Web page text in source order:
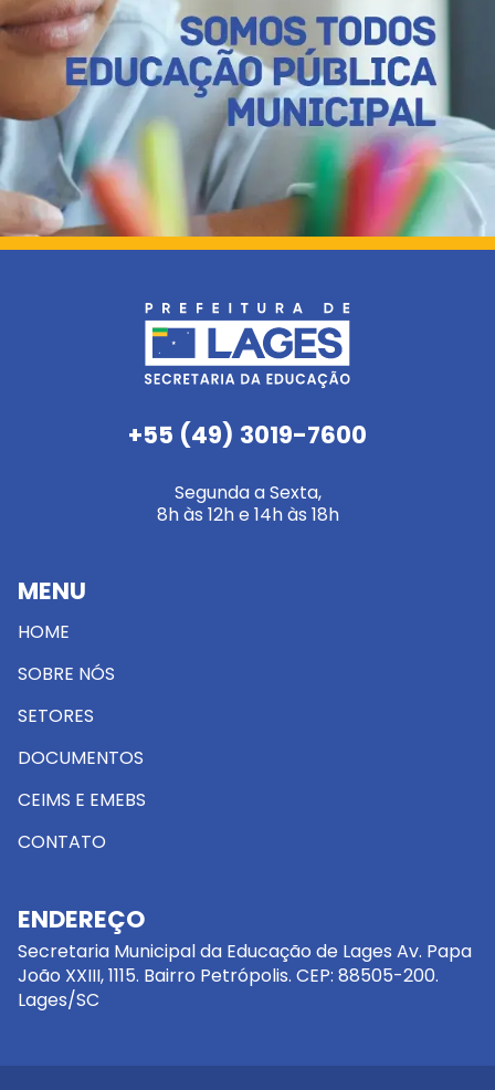
+55 (49) 3019-7600
Segunda a Sexta,
8h às 12h e 14h às 18h
MENU
HOME
SOBRE NÓS
SETORES
DOCUMENTOS
CEIMS E EMEBS
CONTATO
ENDEREÇO
Secretaria Municipal da Educação de Lages Av. Papa
João XXIII, 1115. Bairro Petrópolis. CEP: 88505-200.
Lages/SC